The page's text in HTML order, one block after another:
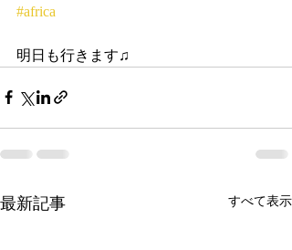
#africa
明日も行きます♫
最新記事 すべて表示